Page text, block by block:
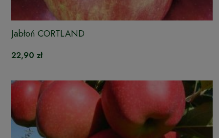
Jabłoń CORTLAND
22,90 zł